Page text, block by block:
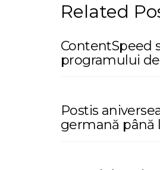
Related
ContentSpeed
programului
Postis
germană până